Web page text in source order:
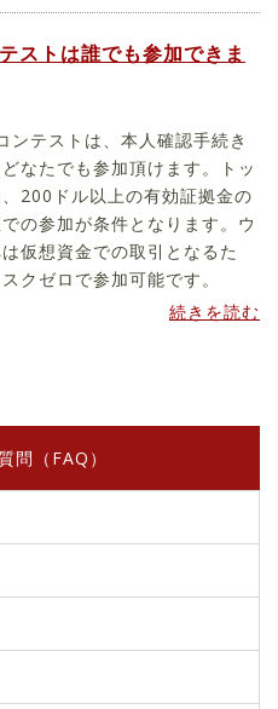
ストは誰でも参加できま
ンテストは、本人確認手続き
なたでも参加頂けます。トッ
200ドル以上の有効証拠金の
の参加が条件となります。ウ
仮想資金での取引となるた
クゼロで参加可能です。
続きを読む
問（FAQ）